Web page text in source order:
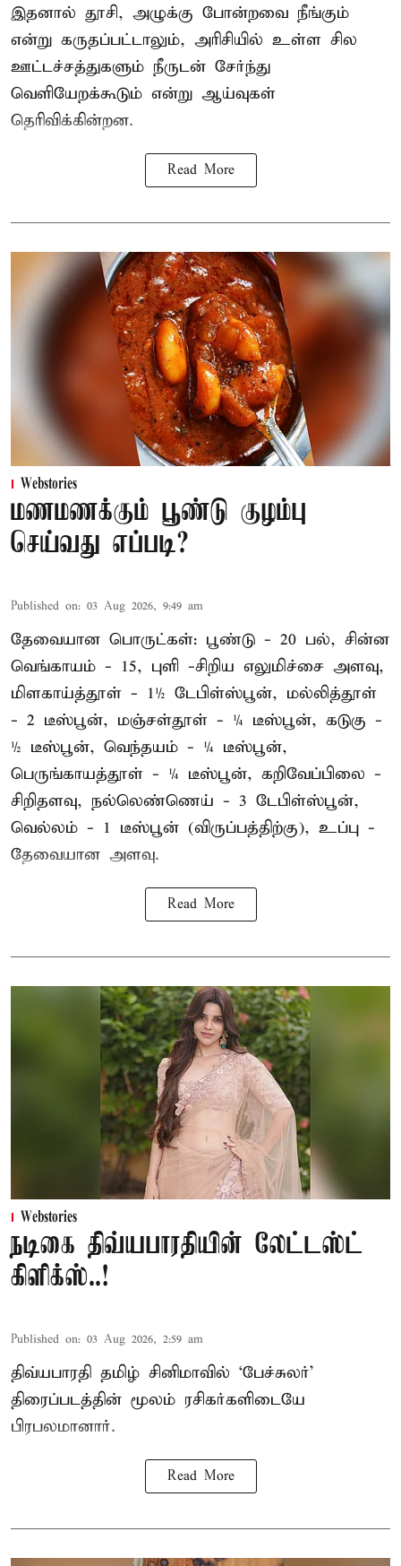
இதனால் தூசி, அழுக்கு போன்றவை நீங்கும்
என்று கருதப்பட்டாலும், அரிசியில் உள்ள சில
ஊட்டச்சத்துகளும் நீருடன் சேர்ந்து
வெளியேறக்கூடும் என்று ஆய்வுகள்
தெரிவிக்கின்றன.
Read More
Webstories
மணமணக்கும் பூண்டு குழம்பு
செய்வது எப்படி?
Published on: 03 Aug 2026, 9:49 am
தேவையான பொருட்கள்: பூண்டு - 20 பல், சின்ன
வெங்காயம் - 15, புளி -சிறிய எலுமிச்சை அளவு,
மிளகாய்த்தூள் - 1½ டேபிள்ஸ்பூன், மல்லித்தூள்
- 2 டீஸ்பூன், மஞ்சள்தூள் - ¼ டீஸ்பூன், கடுகு -
½ டீஸ்பூன், வெந்தயம் - ¼ டீஸ்பூன்,
பெருங்காயத்தூள் - ¼ டீஸ்பூன், கறிவேப்பிலை -
சிறிதளவு, நல்லெண்ணெய் - 3 டேபிள்ஸ்பூன்,
வெல்லம் - 1 டீஸ்பூன் (விருப்பத்திற்கு), உப்பு -
தேவையான அளவு.
Read More
Webstories
நடிகை திவ்யபாரதியின் லேட்டஸ்ட்
கிளிக்ஸ்..!
Published on: 03 Aug 2026, 2:59 am
திவ்யபாரதி தமிழ் சினிமாவில் ‘பேச்சுலர்’
திரைப்படத்தின் மூலம் ரசிகர்களிடையே
பிரபலமானார்.
Read More